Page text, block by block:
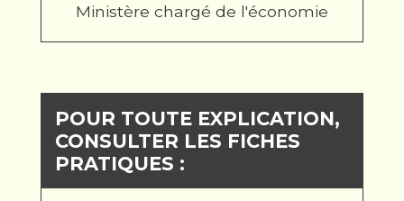
Ministère chargé de l'économie
POUR TOUTE EXPLICATION,
CONSULTER LES FICHES
PRATIQUES :